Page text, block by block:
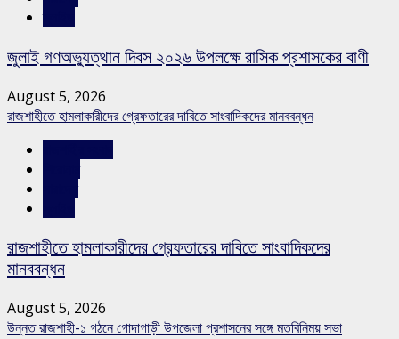
জুলাই গণঅভ্যুত্থান দিবস ২০২৬ উপলক্ষে রাসিক প্রশাসকের বাণী
August 5, 2026
রাজশাহীতে হামলাকারীদের গ্রেফতারের দাবিতে সাংবাদিকদের মানববন্ধন
রাজশাহীতে হামলাকারীদের গ্রেফতারের দাবিতে সাংবাদিকদের
মানববন্ধন
August 5, 2026
উন্নত রাজশাহী-১ গঠনে গোদাগাড়ী উপজেলা প্রশাসনের সঙ্গে মতবিনিময় সভা